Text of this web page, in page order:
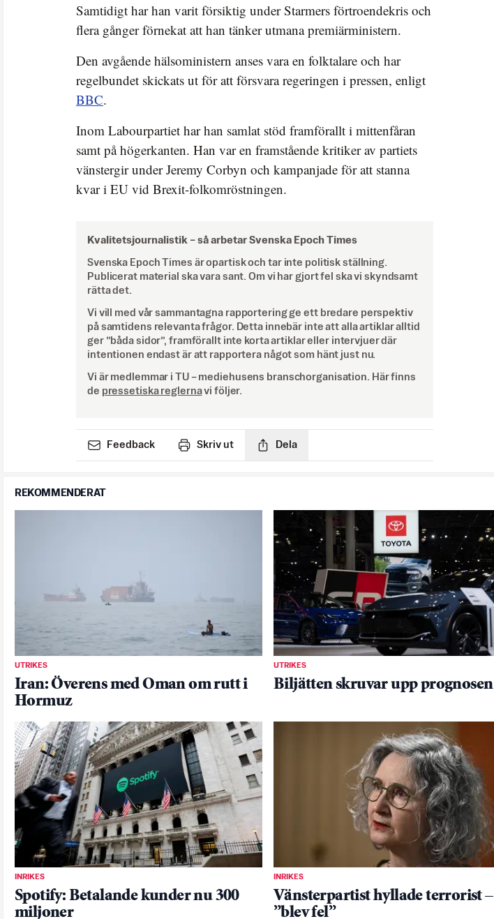
Samtidigt har han varit försiktig under Starmers förtroendekris och
flera gånger förnekat att han tänker utmana premiärministern.
Den avgående hälsoministern anses vara en folktalare och har
regelbundet skickats ut för att försvara regeringen i pressen, enligt
BBC.
Inom Labourpartiet har han samlat stöd framförallt i mittenfåran
samt på högerkanten. Han var en framstående kritiker av partiets
vänstergir under Jeremy Corbyn och kampanjade för att stanna
kvar i EU vid Brexit-folkomröstningen.
Kvalitetsjournalistik – så arbetar Svenska Epoch Times
Svenska Epoch Times är opartisk och tar inte politisk ställning.
Publicerat material ska vara sant. Om vi har gjort fel ska vi skyndsamt
rätta det.
Vi vill med vår sammantagna rapportering ge ett bredare perspektiv
på samtidens relevanta frågor. Detta innebär inte att alla artiklar alltid
ger ”båda sidor”, framförallt inte korta artiklar eller intervjuer där
intentionen endast är att rapportera något som hänt just nu.
Vi är medlemmar i TU – mediehusens branschorganisation. Här finns
de pressetiska reglernavi följer.
Feedback Skriv ut Dela
REKOMMENDERAT
UTRIKES
Iran: Överens med Oman om rutt i
Hormuz
UTRIKES
Biljätten skruvar upp prognosen
INRIKES
Spotify: Betalande kunder nu 300
miljoner
INRIKES
Vänsterpartist hyllade terrorist –
”blev fel”